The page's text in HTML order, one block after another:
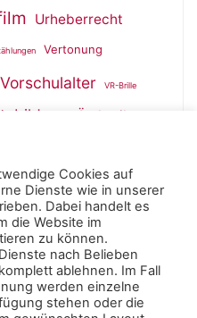
Urheberrecht
Vertonung
Vorschulalter VR-Brille
Ästhetik
& WordPress
der Deutschen
Hochschule
Cookies auf
Dienste wie in unserer
Dabei handelt es
die Website im
zu können.
nach Belieben
ablehnen. Im Fall
werden einzelne
stehen oder die